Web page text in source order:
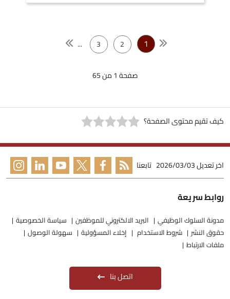
1
2
3
...
صفحة 1 من 65
كيف تقيم محتوى الصفحة؟
اخر تعديل2026/03/03 تابعنا
روابط سريعة
مدونة السلوك الوظيفي البريد الالكتروني للموظفين
سياسة الخصوصية
حقوق النشر
شروط الاستخدام إخلاء المسؤولية
سهولة الوصول
ملفات الارتباط
اتصل بنا